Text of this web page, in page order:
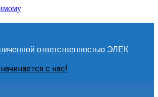
ответственностью ЭЛЕК
с нас!